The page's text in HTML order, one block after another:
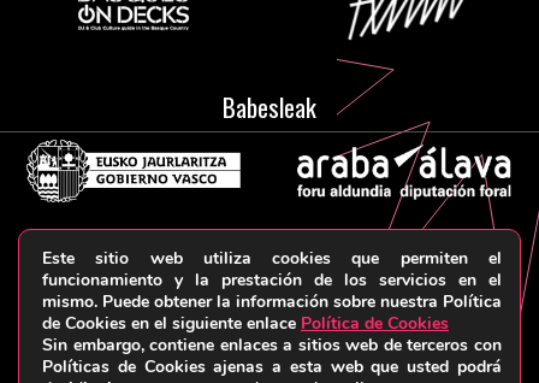
Babesleak
Aviso legal y Política de privacidad
Términos y
condiciones
Política de cookies © HARRIKA KOLEKTIBOA, 2026
Este sitio web utiliza cookies que permiten el
funcionamiento y la prestación de los servicios en el
mismo. Puede obtener la información sobre nuestra Política
de Cookies en el siguiente enlace Política de Cookies
Sin embargo, contiene enlaces a sitios web de terceros con
Políticas de Cookies ajenas a esta web que usted podrá